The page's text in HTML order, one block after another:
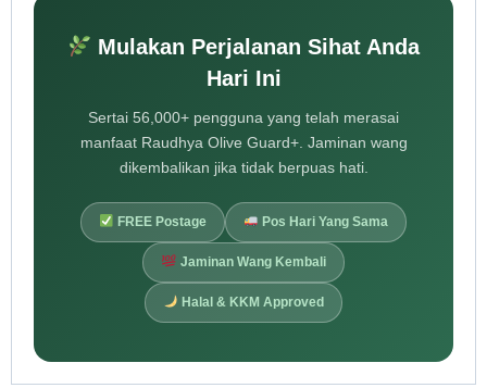
Mulakan Perjalanan Sihat Anda
Hari Ini
Sertai 56,000+ pengguna yang telah merasai
manfaat Raudhya Olive Guard+. Jaminan wang
dikembalikan jika tidak berpuas hati.
FREE Postage Pos Hari Yang Sama
Jaminan Wang Kembali
Halal & KKM Approved